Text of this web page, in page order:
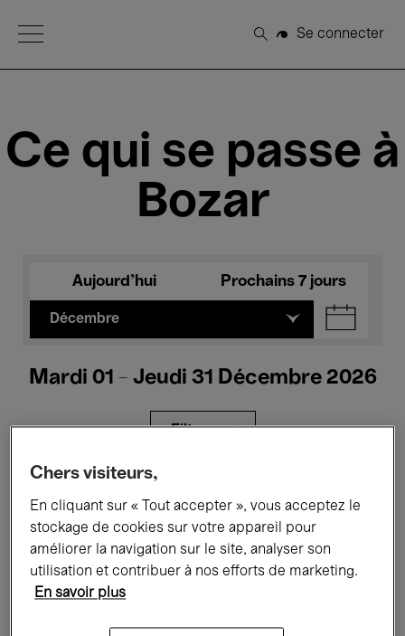
Open Menu
Rechercher
Se connecter
Ce qui se passe à
Bozar
Aujourd'hui Prochains 7 jours
Décembre
Mardi 01 - Jeudi 31 Décembre 2026
Filtres
Expositions Films Performances
Rencontres & Débats Jazz
Chers visiteurs,
En cliquant sur « Tout accepter », vous acceptez le
stockage de cookies sur votre appareil pour
améliorer la navigation sur le site, analyser son
utilisation et contribuer à nos efforts de marketing.
En savoir plus